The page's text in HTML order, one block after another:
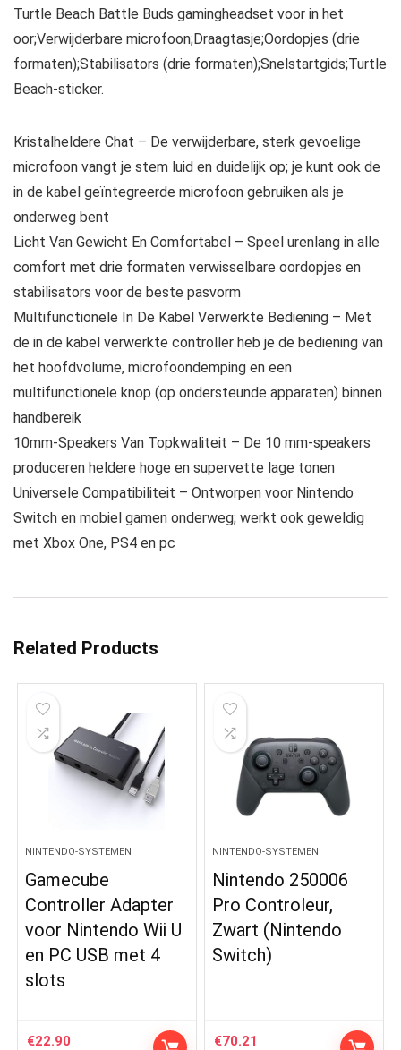
Turtle Beach Battle Buds gamingheadset voor in het
oor;Verwijderbare microfoon;Draagtasje;Oordopjes (drie
formaten);Stabilisators (drie formaten);Snelstartgids;Turtle
Beach-sticker.
Kristalheldere Chat – De verwijderbare, sterk gevoelige
microfoon vangt je stem luid en duidelijk op; je kunt ook de
in de kabel geïntegreerde microfoon gebruiken als je
onderweg bent
Licht Van Gewicht En Comfortabel – Speel urenlang in alle
comfort met drie formaten verwisselbare oordopjes en
stabilisators voor de beste pasvorm
Multifunctionele In De Kabel Verwerkte Bediening – Met
de in de kabel verwerkte controller heb je de bediening van
het hoofdvolume, microfoondemping en een
multifunctionele knop (op ondersteunde apparaten) binnen
handbereik
10mm-Speakers Van Topkwaliteit – De 10 mm-speakers
produceren heldere hoge en supervette lage tonen
Universele Compatibiliteit – Ontworpen voor Nintendo
Switch en mobiel gamen onderweg; werkt ook geweldig
met Xbox One, PS4 en pc
Related Products
NINTENDO-SYSTEMEN
Gamecube
Controller Adapter
voor Nintendo Wii U
en PC USB met 4
slots
€22.90
NINTENDO-SYSTEMEN
Nintendo 250006
Pro Controleur,
Zwart (Nintendo
Switch)
€70.21